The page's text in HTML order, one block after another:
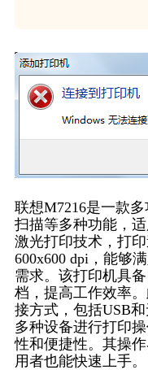
联想M7216是一款
扫描等多种功能，
激光打印技术，打
600x600 dpi，能够
需求。该打印机具
档，提高工作效率
接方式，包括USB
多种设备进行打印
性和便捷性。其操
用者也能快速上手。